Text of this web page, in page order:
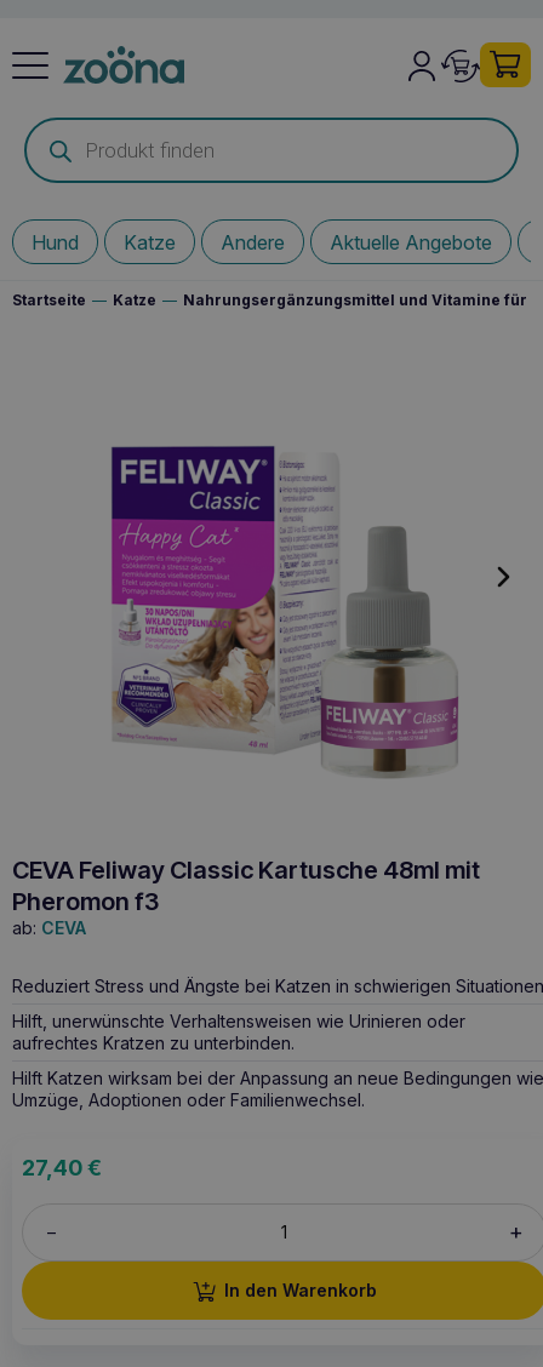
Products
search
Hund Katze Andere Aktuelle Angebote
Startseite — Katze — Nahrungsergänzungsmittel und Vitamine für
CEVA Feliway Classic Kartusche 48ml mit
Pheromon f3
ab: CEVA
Reduziert Stress und Ängste bei Katzen in schwierigen
Hilft, unerwünschte Verhaltensweisen wie Urinieren oder
aufrechtes Kratzen zu unterbinden.
Hilft Katzen wirksam bei der Anpassung an neue Bedingungen wie
Umzüge, Adoptionen oder Familienwechsel.
27,40€
– +
In den Warenkorb